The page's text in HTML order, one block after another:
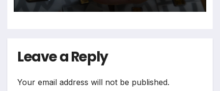
Leave a Reply
Your email address will not be published.